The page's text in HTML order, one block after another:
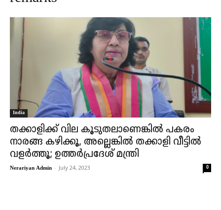
India
തക്കാളിക്ക് വില കൂടുതലാണെങ്കിൽ പകരം
നാരങ്ങ കഴിക്കൂ, അല്ലെങ്കിൽ തക്കാളി വീട്ടിൽ
വളർത്തൂ; ഉത്തർപ്രദേശ് മന്ത്രി
Nerariyan Admin - July 24, 2023 0